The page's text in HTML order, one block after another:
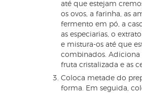
até que estejam
os ovos, a farinha, as
fermento em pó, a
as especiarias, o
e mistura-os até que
combinados. Adiciona
fruta cristalizada e as
Coloca metade do
forma. Em seguida,